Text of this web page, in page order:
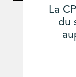
La
du